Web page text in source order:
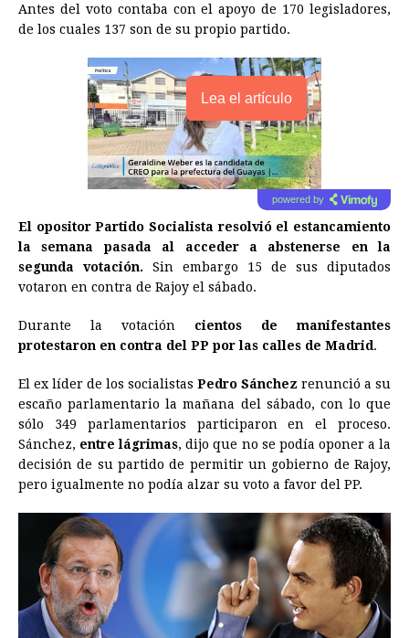
Antes del voto contaba con el apoyo de 170 legisladores,
de los cuales 137 son de su propio partido.
Lea el artículo
powered by
El opositor Partido Socialista resolvió el estancamiento
la semana pasada al acceder a abstenerse en la
segunda votación. Sin embargo 15 de sus diputados
votaron en contra de Rajoy el sábado.
Durante la votación cientos de manifestantes
protestaron en contra del PP por las calles de Madrid.
El ex líder de los socialistas Pedro Sánchez renunció a su
escaño parlamentario la mañana del sábado, con lo que
sólo 349 parlamentarios participaron en el proceso.
Sánchez, entre lágrimas, dijo que no se podía oponer a la
decisión de su partido de permitir un gobierno de Rajoy,
pero igualmente no podía alzar su voto a favor del PP.